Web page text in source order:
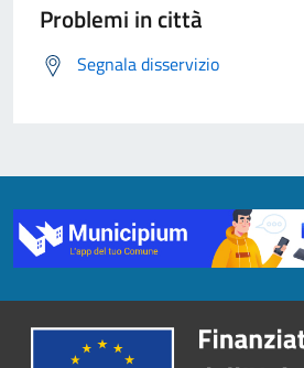
Problemi in città
Segnala disservizio